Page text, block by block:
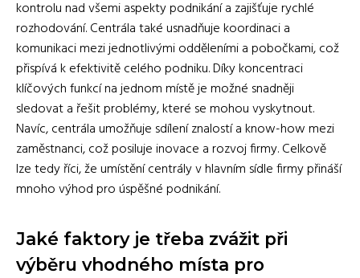
kontrolu nad všemi aspekty podnikání a zajišťuje rychlé
rozhodování. Centrála také usnadňuje koordinaci a
komunikaci mezi jednotlivými odděleními a pobočkami, což
přispívá k efektivitě celého podniku. Díky koncentraci
klíčových funkcí na jednom místě je možné snadněji
sledovat a řešit problémy, které se mohou vyskytnout.
Navíc, centrála umožňuje sdílení znalostí a know-how mezi
zaměstnanci, což posiluje inovace a rozvoj firmy. Celkově
lze tedy říci, že umístění centrály v hlavním sídle firmy přináší
mnoho výhod pro úspěšné podnikání.
Jaké faktory je třeba zvážit při
výběru vhodného místa pro